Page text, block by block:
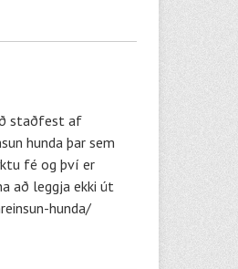
staðfest af
hunda þar sem
fé og því er
að leggja ekki út
hunda/